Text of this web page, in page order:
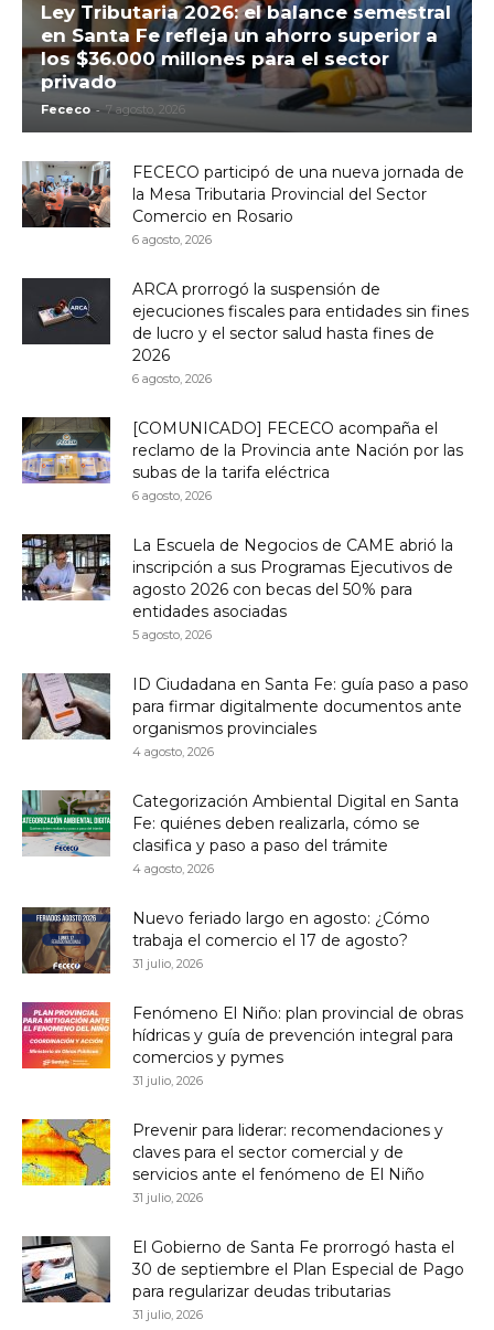
Ley Tributaria 2026: el balance semestral
en Santa Fe refleja un ahorro superior a
los $36.000 millones para el sector
privado
Fececo - 7 agosto, 2026
FECECO participó de una nueva jornada de
la Mesa Tributaria Provincial del Sector
Comercio en Rosario
6 agosto, 2026
ARCA prorrogó la suspensión de
ejecuciones fiscales para entidades sin fines
de lucro y el sector salud hasta fines de
2026
6 agosto, 2026
[COMUNICADO] FECECO acompaña el
reclamo de la Provincia ante Nación por las
subas de la tarifa eléctrica
6 agosto, 2026
La Escuela de Negocios de CAME abrió la
inscripción a sus Programas Ejecutivos de
agosto 2026 con becas del 50% para
entidades asociadas
5 agosto, 2026
ID Ciudadana en Santa Fe: guía paso a paso
para firmar digitalmente documentos ante
organismos provinciales
4 agosto, 2026
Categorización Ambiental Digital en Santa
Fe: quiénes deben realizarla, cómo se
clasifica y paso a paso del trámite
4 agosto, 2026
Nuevo feriado largo en agosto: ¿Cómo
trabaja el comercio el 17 de agosto?
31 julio, 2026
Fenómeno El Niño: plan provincial de obras
hídricas y guía de prevención integral para
comercios y pymes
31 julio, 2026
Prevenir para liderar: recomendaciones y
claves para el sector comercial y de
servicios ante el fenómeno de El Niño
31 julio, 2026
El Gobierno de Santa Fe prorrogó hasta el
30 de septiembre el Plan Especial de Pago
para regularizar deudas tributarias
31 julio, 2026